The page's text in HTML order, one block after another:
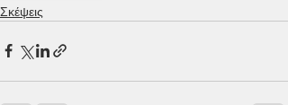
Σκέψεις